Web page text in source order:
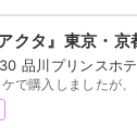
クタ』東京・京
品川プリンスホ